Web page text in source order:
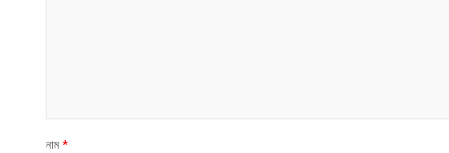
নাম *